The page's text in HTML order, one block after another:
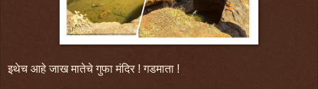
इथेच आहे जाख मातेचे गुफा मंदिर ! गडमाता !